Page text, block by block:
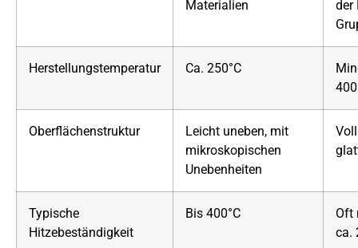
Materialien
der
Herstellungstemperatur Ca. 250°C
Oberflächenstruktur
Leicht uneben, mit
mikroskopischen
Unebenheiten
Typische
Hitzebeständigkeit
Bis 400°C
Oft
ca.